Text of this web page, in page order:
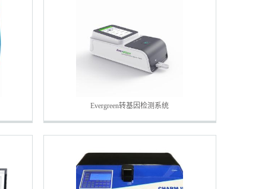
Evergreen转基因检测系统